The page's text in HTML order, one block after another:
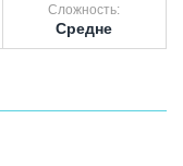
Сложность:
Средне